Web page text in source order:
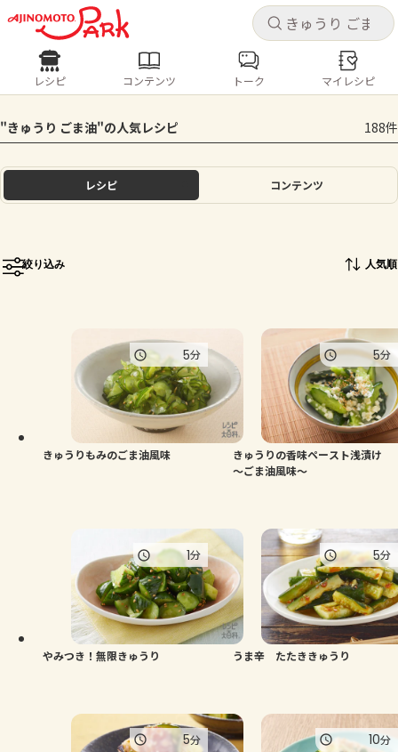
キャ
ログインするとレシピを保存できます
ログイン
ホーム
トーク
よくあるお問い合わせ
お買い物
キャ
レシピ コンテンツ
人気の食材・レシピ
きゅうり なす トマト とうもろこし
ピーマン
レシピ コンテンツ トーク マイレシピ
"きゅうり ごま油"の人気レシピ 188件
レシピ コンテンツ
絞り込み 人気順
きゅうりもみのごま油風味
5分
きゅうりの香味ペースト浅漬け
～ごま油風味～
5分
やみつき！無限きゅうり
1分
うま辛 たたききゅうり
5分
5分 10分